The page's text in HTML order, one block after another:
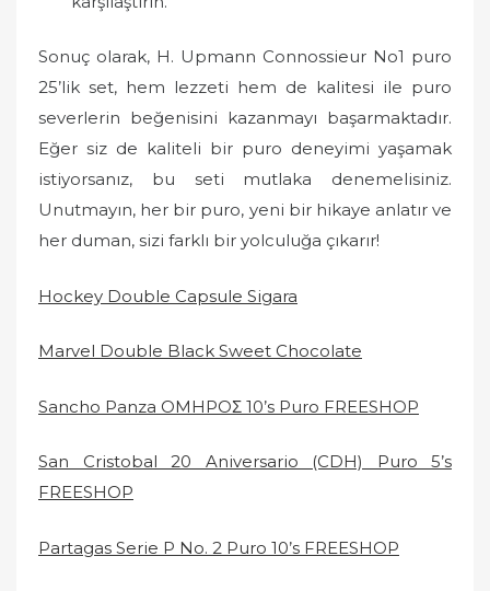
Sonuç olarak, H. Upmann Connossieur No1 puro
25’lik set, hem lezzeti hem de kalitesi ile puro
severlerin beğenisini kazanmayı başarmaktadır.
Eğer siz de kaliteli bir puro deneyimi yaşamak
istiyorsanız, bu seti mutlaka denemelisiniz.
Unutmayın, her bir puro, yeni bir hikaye anlatır ve
her duman, sizi farklı bir yolculuğa çıkarır!
Hockey Double Capsule Sigara
Marvel Double Black Sweet Chocolate
Sancho Panza OMHPOΣ 10’s Puro FREESHOP
San Cristobal 20 Aniversario (CDH) Puro 5’s
FREESHOP
Partagas Serie P No. 2 Puro 10’s FREESHOP